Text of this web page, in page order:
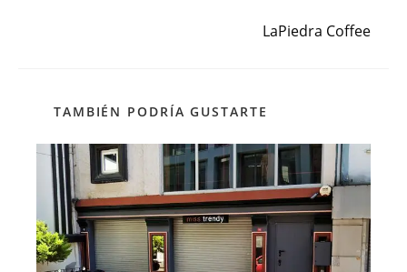
LaPiedra Coffee
TAMBIÉN PODRÍA GUSTARTE